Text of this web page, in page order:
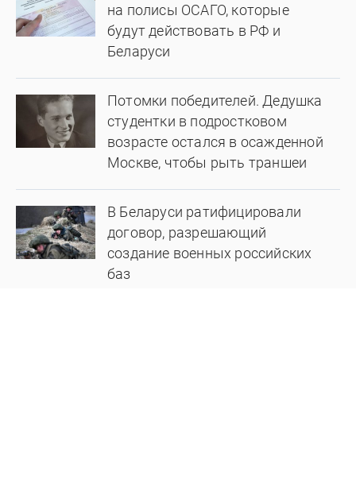
на полисы ОСАГО, которые
будут действовать в РФ и
Беларуси
Потомки победителей. Дедушка
студентки в подростковом
возрасте остался в осажденной
Москве, чтобы рыть траншеи
В Беларуси ратифицировали
договор, разрешающий
создание военных российских
баз